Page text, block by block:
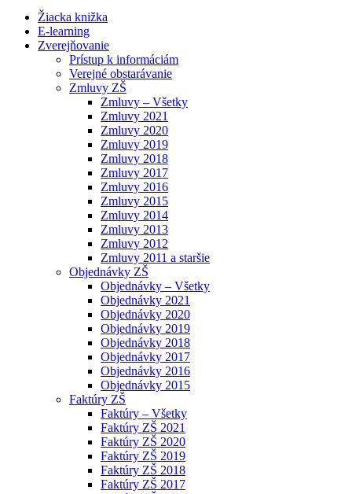
Žiacka knižka
E-learning
Zverejňovanie
Prístup k informáciám
Verejné obstarávanie
Zmluvy ZŠ
Zmluvy – Všetky
Zmluvy 2021
Zmluvy 2020
Zmluvy 2019
Zmluvy 2018
Zmluvy 2017
Zmluvy 2016
Zmluvy 2015
Zmluvy 2014
Zmluvy 2013
Zmluvy 2012
Zmluvy 2011 a staršie
Objednávky ZŠ
Objednávky – Všetky
Objednávky 2021
Objednávky 2020
Objednávky 2019
Objednávky 2018
Objednávky 2017
Objednávky 2016
Objednávky 2015
Faktúry ZŠ
Faktúry – Všetky
Faktúry ZŠ 2021
Faktúry ZŠ 2020
Faktúry ZŠ 2019
Faktúry ZŠ 2018
Faktúry ZŠ 2017